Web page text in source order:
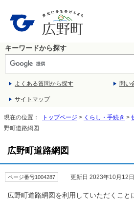
キーワードから探す
よくある質問から探す 問い
サイトマップ
現在の位置： トップページ > くらし・手続き >
野町道路網図
広野町道路網図
ページ番号1004287 更新日 2023年10月12日
広野町道路網図を利用していただくこと